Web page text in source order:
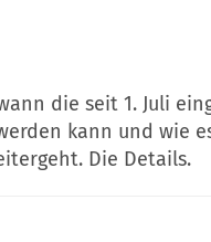
die seit 1. Juli
kann und wie
Die Details.